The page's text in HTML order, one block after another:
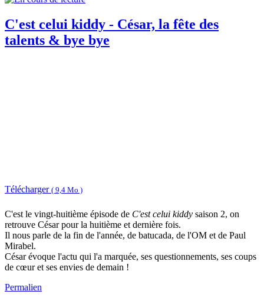
C'est celui kiddy - César, la fête des
talents & bye bye
Télécharger ( 9,4 Mo )
C'est le vingt-huitième épisode de C'est celui kiddy saison 2, on
retrouve César pour la huitième et dernière fois.
Il nous parle de la fin de l'année, de batucada, de l'OM et de Paul
Mirabel.
César évoque l'actu qui l'a marquée, ses questionnements, ses coups
de cœur et ses envies de demain !
Permalien